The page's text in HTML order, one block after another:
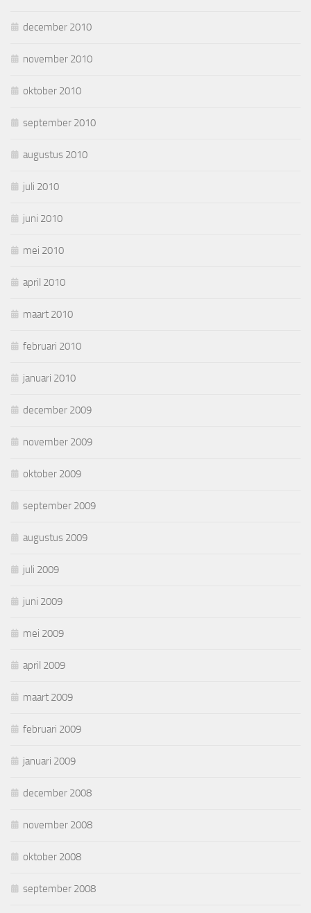
december 2010
november 2010
oktober 2010
september 2010
augustus 2010
juli 2010
juni 2010
mei 2010
april 2010
maart 2010
februari 2010
januari 2010
december 2009
november 2009
oktober 2009
september 2009
augustus 2009
juli 2009
juni 2009
mei 2009
april 2009
maart 2009
februari 2009
januari 2009
december 2008
november 2008
oktober 2008
september 2008